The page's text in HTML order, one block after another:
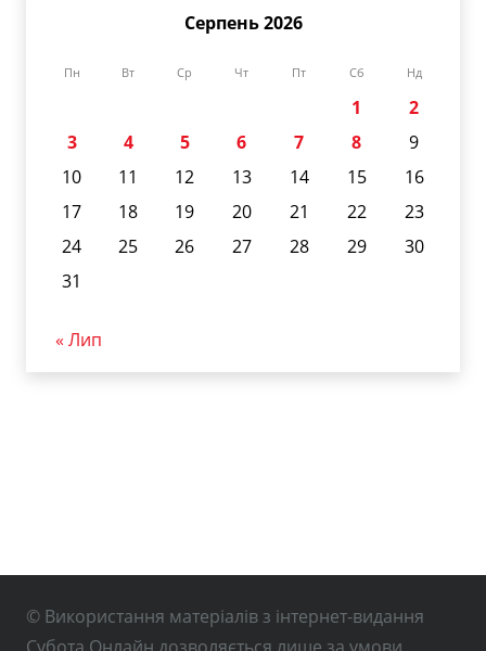
Серпень 2026
Пн Вт Ср Чт Пт Сб Нд
1
2
3
4 5 6 7 8
9
10
11 12 13 14 15
16
17
18 19 20 21 22
23
24
25 26 27 28 29
30
31
« Лип
© Використання матеріалів з інтернет-видання